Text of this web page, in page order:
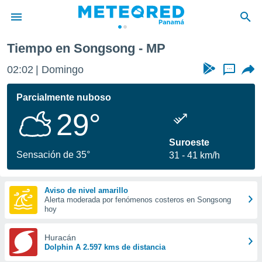
de
ha
que se
calidad.
a este
las
y
forma
digital
basada
Tiempo en Songsong - MP
02:02 Domingo ...
Parcialmente nuboso
29°
Sensación de 35°
Suroeste
31
41 km/h
Aviso de nivel amarillo
Alerta moderada por fenómenos costeros en Songsong
hoy
Huracán
Dolphin A 2.597 kms de distancia